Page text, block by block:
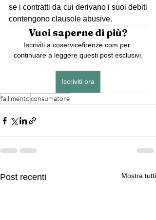
se i contratti da cui derivano i suoi debiti
contengono clausole abusive.
Vuoi saperne di più?
Iscriviti a coservicefirenze.com per
continuare a leggere questi post esclusivi.
Iscriviti ora
fallimentoconsumatore
Post recenti Mostra tutti